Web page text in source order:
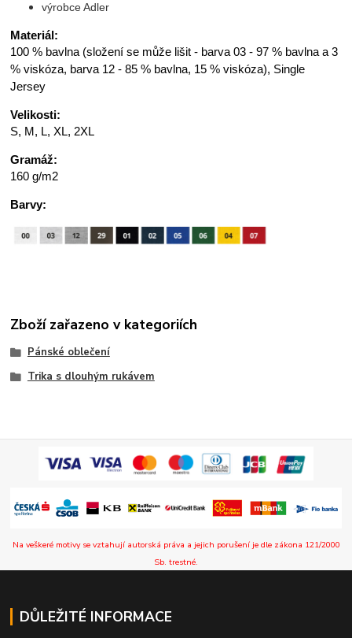
výrobce Adler
Materiál:
100 % bavlna (složení se může lišit - barva 03 - 97 % bavlna a 3
% viskóza, barva 12 - 85 % bavlna, 15 % viskóza), Single
Jersey
Velikosti:
S, M, L, XL, 2XL
Gramáž:
160 g/m2
Barvy:
Zboží zařazeno v kategoriích
Pánské oblečení
Trika s dlouhým rukávem
Na veškeré motivy se vztahují autorská práva a jejich porušení je dle zákona 121/2000
Sb. trestné.
DŮLEŽITÉ INFORMACE